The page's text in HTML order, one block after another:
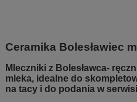
Ceramika Bolesławiec
Mleczniki z Bolesławca-
mleka, idealne do
na tacy i do podania w